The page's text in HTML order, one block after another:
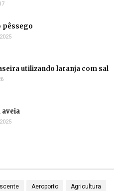
pêssego
utilizando laranja com sal
aveia
Aeroporto Agricultura